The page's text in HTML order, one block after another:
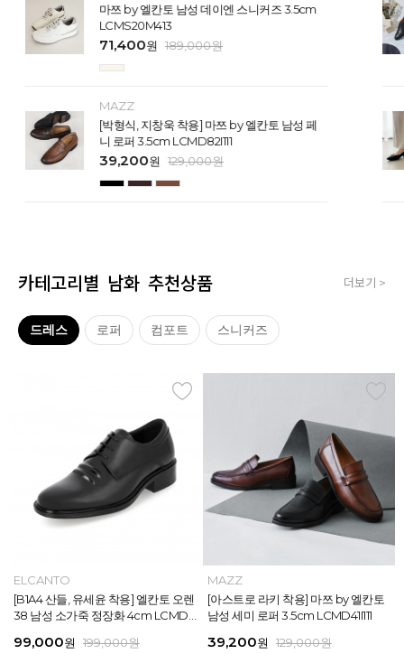
마쯔 by 엘칸토 남성 데이엔 스니커즈 3.5cm
LCMS20M413
71,400원 189,000원
MAZZ
[박형식, 지창욱 착용] 마쯔 by 엘칸토 남성 페
니 로퍼 3.5cm LCMD82I111
39,200원 129,000원
카테고리별 남화 추천상품 더보기 >
드레스 로퍼 컴포트 스니커즈
MAZZ
마쯔 by 엘칸토 남성 데이엔 스니커즈
3.5cm LCMS20M413
71,400원 189,000원
INTENSE
[아스트로 엠제이 착용] 인텐스 by 엘
칸토 남성 클래식 스니커즈 3cm LC
45,900원 129,000원
ELCANTO
[B1A4 산들, 유세윤 착용] 엘칸토 오렌
38 남성 소가죽 정장화 4cm LCMD3
99,000원 199,000원
MAZZ
[아스트로 라키 착용] 마쯔 by 엘칸토
남성 세미 로퍼 3.5cm LCMD41I111
39,200원 129,000원
MAZZ
[박형식, 지창욱 착용] 마쯔 by 엘칸토
남성 페니 로퍼 3.5cm LCMD82I111
39,200원 129,000원
MAZZ
[안보현 착용] 마쯔 by 엘칸토 남성 캐
쥬얼 플렉시블 로퍼 2cm LCMC93M
38,250원 159,000원
MAZZ
마쯔 by 엘칸토 남성 데일리 컴포트화
4cm LCMF95M111
38,250원 129,000원
MAZZ
마쯔 by 엘칸토 남성 캐주얼 더비 슈
즈 2.4cm LCMC21M326
38,250원 129,000원
MAZZ
마쯔 by 엘칸토 남성 데이엔 스니커즈
3.5cm LCMS20M413
71,400원 189,000원
INTENSE
[아스트로 엠제이 착용] 인텐스 by 엘
칸토 남성 클래식 스니커즈 3cm LC
45,900원 129,000원
ELCANTO
[B1A4 산들, 유세윤 착용] 엘칸토 오렌
38 남성 소가죽 정장화 4cm LCMD3
99,000원 199,000원
MAZZ
[아스트로 라키 착용] 마쯔 by 엘칸토
남성 세미 로퍼 3.5cm LCMD41I111
39,200원 129,000원